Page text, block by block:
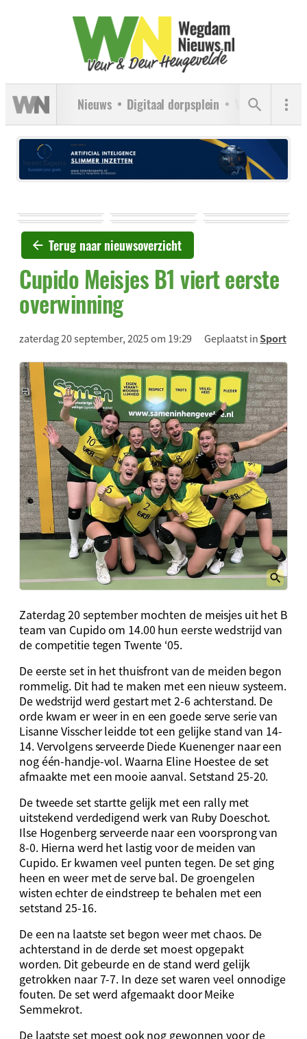
Nieuws Digitaal dorpsplein Verenigingen
Terug naar nieuwsoverzicht
Cupido Meisjes B1 viert eerste
overwinning
zaterdag 20 september, 2025 om 19:29 Geplaatst inSport
Zaterdag 20 september mochten de meisjes uit het B
team van Cupido om 14.00 hun eerste wedstrijd van
de competitie tegen Twente ‘05.
De eerste set in het thuisfront van de meiden begon
rommelig. Dit had te maken met een nieuw systeem.
De wedstrijd werd gestart met 2-6 achterstand. De
orde kwam er weer in en een goede serve serie van
Lisanne Visscher leidde tot een gelijke stand van 14-
14. Vervolgens serveerde Diede Kuenenger naar een
nog één-handje-vol. Waarna Eline Hoestee de set
afmaakte met een mooie aanval. Setstand 25-20.
De tweede set startte gelijk met een rally met
uitstekend verdedigend werk van Ruby Doeschot.
Ilse Hogenberg serveerde naar een voorsprong van
8-0. Hierna werd het lastig voor de meiden van
Cupido. Er kwamen veel punten tegen. De set ging
heen en weer met de serve bal. De groengelen
wisten echter de eindstreep te behalen met een
setstand 25-16.
De een na laatste set begon weer met chaos. De
achterstand in de derde set moest opgepakt
worden. Dit gebeurde en de stand werd gelijk
getrokken naar 7-7. In deze set waren veel onnodige
fouten. De set werd afgemaakt door Meike
Semmekrot.
De laatste set moest ook nog gewonnen voor de